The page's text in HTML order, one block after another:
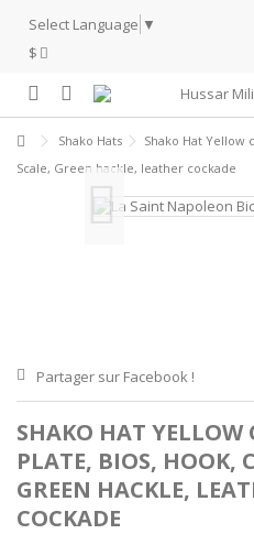
Select Language ▼
$
Shako Hats
Shako Hat Yellow
Scale, Green hackle, leather cockade
Partager sur Facebook !
SHAKO HAT YELLOW
PLATE, BIOS, HOOK,
GREEN HACKLE,
COCKADE